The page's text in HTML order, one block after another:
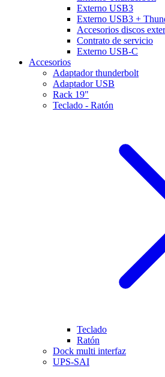
Externo USB3
Externo USB3 +
Accesorios discos
Contrato de servicio
Externo USB-C
Accesorios
Adaptador thunderbolt
Adaptador USB
Rack 19"
Teclado - Ratón
Teclado
Ratón
Dock multi interfaz
UPS-SAI